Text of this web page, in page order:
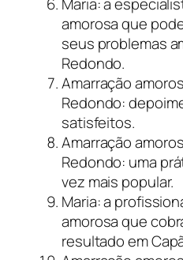
amorosa que
seus problemas
Redondo.
Amarração
Redondo:
satisfeitos.
Amarração
Redondo: uma
vez mais popular.
Maria: a
amorosa que
resultado em